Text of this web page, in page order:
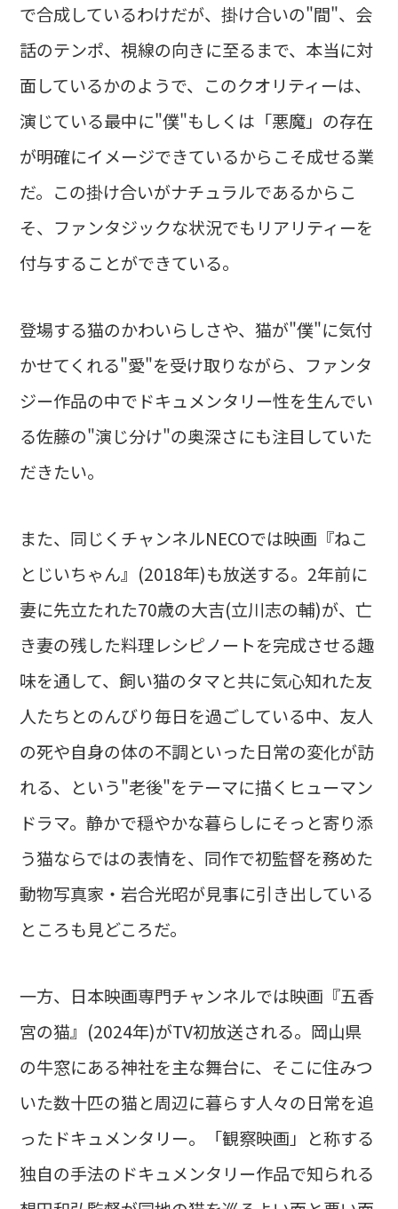
で合成しているわけだが、掛け合いの"間"、会
話のテンポ、視線の向きに至るまで、本当に対
面しているかのようで、このクオリティーは、
演じている最中に"僕"もしくは「悪魔」の存在
が明確にイメージできているからこそ成せる業
だ。この掛け合いがナチュラルであるからこ
そ、ファンタジックな状況でもリアリティーを
付与することができている。
登場する猫のかわいらしさや、猫が"僕"に気付
かせてくれる"愛"を受け取りながら、ファンタ
ジー作品の中でドキュメンタリー性を生んでい
る佐藤の"演じ分け"の奥深さにも注目していた
だきたい。
また、同じくチャンネルNECOでは映画『ねこ
とじいちゃん』(2018年)も放送する。2年前に
妻に先立たれた70歳の大吉(立川志の輔)が、亡
き妻の残した料理レシピノートを完成させる趣
味を通して、飼い猫のタマと共に気心知れた友
人たちとのんびり毎日を過ごしている中、友人
の死や自身の体の不調といった日常の変化が訪
れる、という"老後"をテーマに描くヒューマン
ドラマ。静かで穏やかな暮らしにそっと寄り添
う猫ならではの表情を、同作で初監督を務めた
動物写真家・岩合光昭が見事に引き出している
ところも見どころだ。
一方、日本映画専門チャンネルでは映画『五香
宮の猫』(2024年)がTV初放送される。岡山県
の牛窓にある神社を主な舞台に、そこに住みつ
いた数十匹の猫と周辺に暮らす人々の日常を追
ったドキュメンタリー。「観察映画」と称する
独自の手法のドキュメンタリー作品で知られる